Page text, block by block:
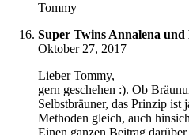
Tommy
Super Twins Annalena und
Oktober 27, 2017
Lieber Tommy,
gern geschehen :). Ob
Selbstbräuner, das Prinzip ist
Methoden gleich, auch
Einen ganzen Beitrag